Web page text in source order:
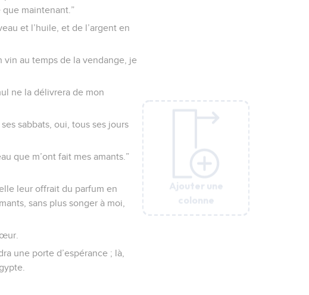
Ajouter une
colonne
que maintenant.”
et l’huile, et de l’argent en
vin au temps de la vendange, je
ne la délivrera de mon
sabbats, oui, tous ses jours
que m’ont fait mes amants.”
leur offrait du parfum en
sans plus songer à moi,
une porte d’espérance ; là,
Ajouter une
colonne
Ajouter une
colonne
Ajouter une
colonne
Ajouter une
colonne
Ajouter une
colonne